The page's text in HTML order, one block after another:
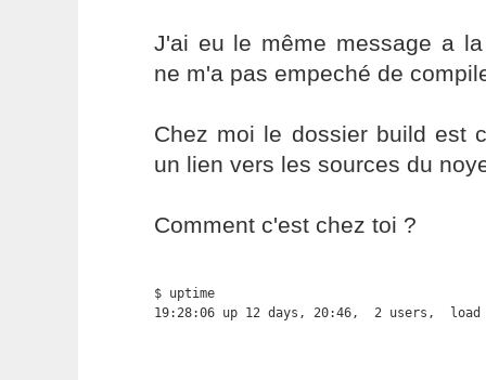
J'ai eu le même message a
ne m'a pas empeché de
Chez moi le dossier build est
un lien vers les sources du
Comment c'est chez toi ?
$ uptime
19:28:06 up 12 days, 20:46,  2 users,  load